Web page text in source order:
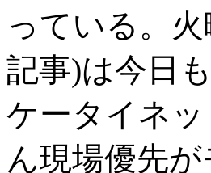
っている。
記事)は今日
ケータイネ
ん現場優先